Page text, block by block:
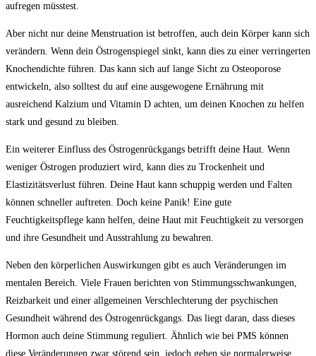
aufregen müsstest.
Aber nicht nur deine Menstruation ⁣ist betroffen, auch dein Körper kann sich
verändern. Wenn dein Östrogenspiegel ⁢sinkt, kann⁣ dies zu ⁤einer verringerten
Knochendichte‍ führen. Das kann sich auf ‌lange Sicht zu Osteoporose
entwickeln,​ also solltest du auf ​eine ausgewogene Ernährung mit
ausreichend Kalzium ​und Vitamin ‍D achten, um deinen Knochen zu helfen
stark​ und gesund zu bleiben.
Ein‍ weiterer Einfluss des Östrogenrückgangs betrifft deine Haut. Wenn
weniger Östrogen ⁤produziert wird, kann dies zu⁣ Trockenheit⁣ und
Elastizitätsverlust führen. Deine‌ Haut kann schuppig werden und‍ Falten
können schneller auftreten. Doch keine Panik! Eine gute
Feuchtigkeitspflege kann helfen, deine Haut‌ mit Feuchtigkeit zu versorgen
und ⁢ihre Gesundheit und Ausstrahlung ⁢zu⁤ bewahren.
Neben den körperlichen ⁢Auswirkungen gibt es auch Veränderungen im
mentalen Bereich. Viele Frauen​ berichten von Stimmungsschwankungen,
Reizbarkeit und einer allgemeinen​ Verschlechterung der psychischen‍
Gesundheit während des​ Östrogenrückgangs. Das ​liegt daran, ‍dass dieses
Hormon auch deine Stimmung reguliert. Ähnlich wie⁢ bei PMS ⁣können
diese Veränderungen zwar störend sein, jedoch gehen sie ‍normalerweise